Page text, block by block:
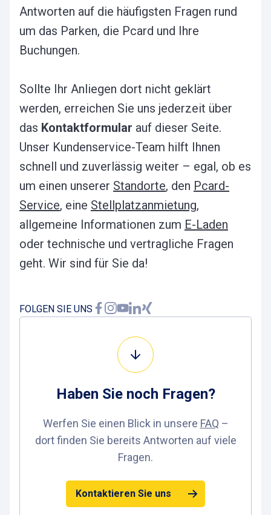
Antworten auf die häufigsten Fragen rund
um das Parken, die Pcard und Ihre
Buchungen.
Sollte Ihr Anliegen dort nicht geklärt
werden, erreichen Sie uns jederzeit über
das Kontaktformular auf dieser Seite.
Unser Kundenservice-Team hilft Ihnen
schnell und zuverlässig weiter – egal, ob es
um einen unserer Standorte, den Pcard-
Service, eine Stellplatzanmietung,
allgemeine Informationen zum E-Laden
oder technische und vertragliche Fragen
geht. Wir sind für Sie da!
FOLGEN SIE UNS
Haben Sie noch Fragen?
Werfen Sie einen Blick in unsere FAQ –
dort finden Sie bereits Antworten auf viele
Fragen.
Kontaktieren Sie uns